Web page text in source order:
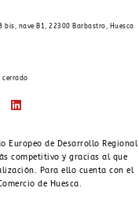
nave B1, 22300 Barbastro, Huesca
cerrado
Europeo de Desarrollo Regional
competitivo y gracias al que
Para ello cuenta con el
de Huesca.